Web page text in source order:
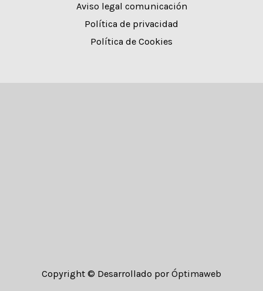
Aviso legal comunicación
Política de privacidad
Política de Cookies
Copyright © Desarrollado por Óptimaweb